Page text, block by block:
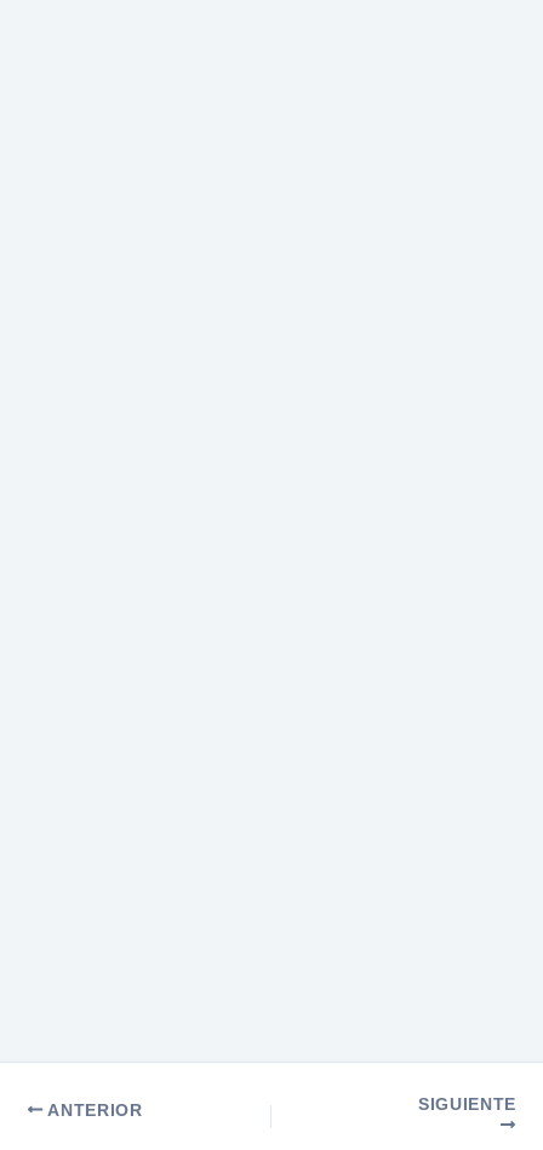
ANTERIOR SIGUIENTE